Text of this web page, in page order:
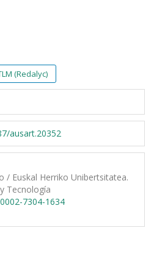
(Redalyc)
ausart.20352
/ Euskal Herriko Unibertsitatea.
Tecnología
7304-1634